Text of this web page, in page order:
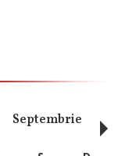
Septembrie